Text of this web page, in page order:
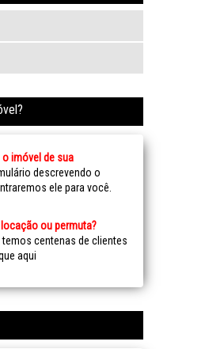
imóvel de sua
descrevendo o
ele para você.
ou permuta?
centenas de clientes
aqui